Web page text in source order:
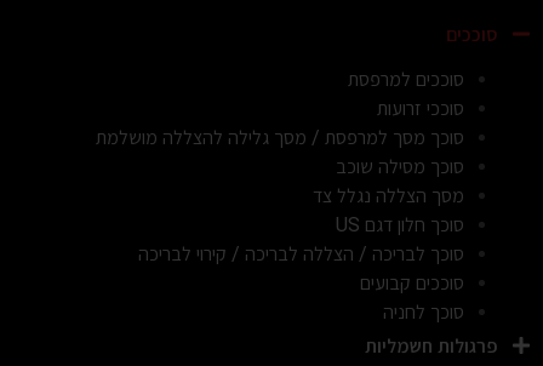
סוככים
סוככים למרפסת
סוככי זרועות
סוכך מסך למרפסת / מסך גלילה להצללה מושלמת
סוכך מסילה שוכב
מסך הצללה נגלל צד
סוכך חלון דגם US
סוכך לבריכה / הצללה לבריכה / קירוי לבריכה
סוככים קבועים
סוכך לחניה
פרגולות חשמליות